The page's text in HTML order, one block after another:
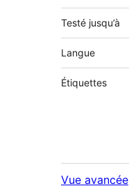
Testé jusqu’à
Langue
Étiquettes
Vue avancée